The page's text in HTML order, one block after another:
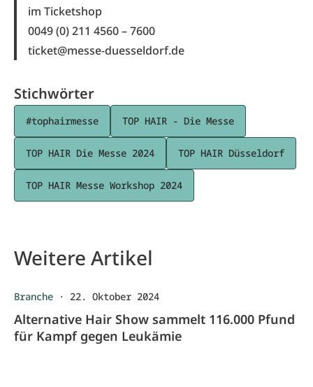
im Ticketshop
0049 (0) 211 4560 – 7600
ticket@messe-duesseldorf.de
Stichwörter
#tophairmesse TOP HAIR - Die Messe
TOP HAIR Die Messe 2024 TOP HAIR Düsseldorf
TOP HAIR Messe Workshop 2024
Weitere Artikel
Branche · 22. Oktober 2024
Alternative Hair Show sammelt 116.000 Pfund
für Kampf gegen Leukämie